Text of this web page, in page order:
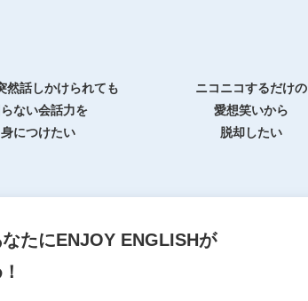
然話しかけられても
らない会話力を
身につけたい
ニコニコするだけの
愛想笑いから
脱却したい
たにENJOY ENGLISHが